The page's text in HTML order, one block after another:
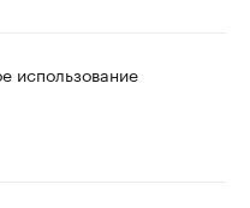
использование